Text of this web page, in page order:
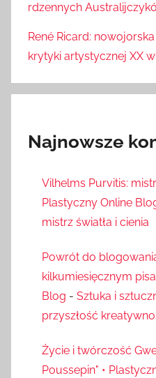
rdzennych
René Ricard:
krytyki artystycznej XX
Najnowsze
Vilhelms Purvitis:
Plastyczny Online
mistrz światła i cienia
Powrót do
kilkumiesięcznym
Blog - Sztuka i
przyszłość
Życie i twórczość
Poussepin" •